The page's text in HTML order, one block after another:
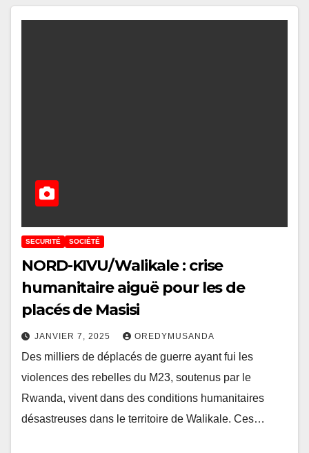
SECURITÉ SOCIÉTÉ
NORD-KIVU/Walikale : crise
humanitaire aiguë pour les de
placés de Masisi
JANVIER 7, 2025 OREDYMUSANDA
Des milliers de déplacés de guerre ayant fui les
violences des rebelles du M23, soutenus par le
Rwanda, vivent dans des conditions humanitaires
désastreuses dans le territoire de Walikale. Ces…